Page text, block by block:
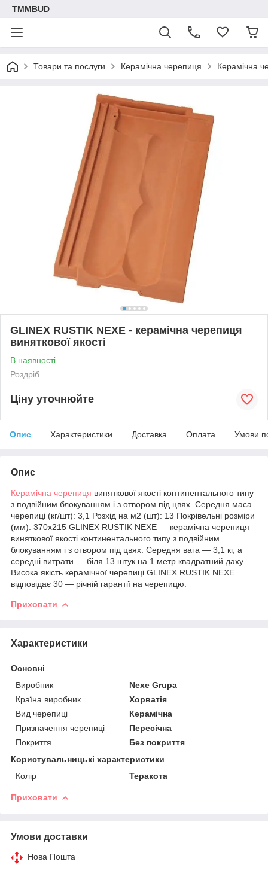
TMMBUD
Товари та послуги Керамічна черепиця Керамічна
GLINEX RUSTIK NEXE - керамічна черепиця
виняткової якості
В наявності
Роздріб
Ціну уточнюйте
Опис Характеристики Доставка Оплата Умови
Опис
Керамічна черепиця виняткової якості континентального типу
з подвійним блокуванням і з отвором під цвях. Середня маса
черепиці (кг/шт): 3,1 Розхід на м2 (шт): 13 Покрівельні розміри
(мм): 370х215 GLINEX RUSTIK NEXE ― керамічна черепиця
виняткової якості континентального типу з подвійним
блокуванням і з отвором під цвях. Середня вага ― 3,1 кг, а
середні витрати ― біля 13 штук на 1 метр квадратний даху.
Висока якість керамічної черепиці GLINEX RUSTIK NEXE
відповідає 30 ― річній гарантії на черепицю.
Приховати
Характеристики
Основні
Виробник
Nexe Grupa
Країна виробник
Хорватія
Вид черепиці
Керамічна
Призначення черепиці
Пересічна
Покриття
Без покриття
Користувальницькі характеристики
Колір
Теракота
Приховати
Умови доставки
Нова Пошта